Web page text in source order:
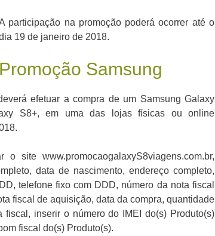
participação na promoção poderá ocorrer até o
19 de janeiro de 2018.
Promoção Samsung
efetuar a compra de um Samsung Galaxy
S8+, em uma das lojas físicas ou online
site www.promocaogalaxyS8viagens.com.br,
data de nascimento, endereço completo,
telefone fixo com DDD, número da nota fiscal
fiscal de aquisição, data da compra, quantidade
inserir o número do IMEI do(s) Produto(s)
fiscal do(s) Produto(s).